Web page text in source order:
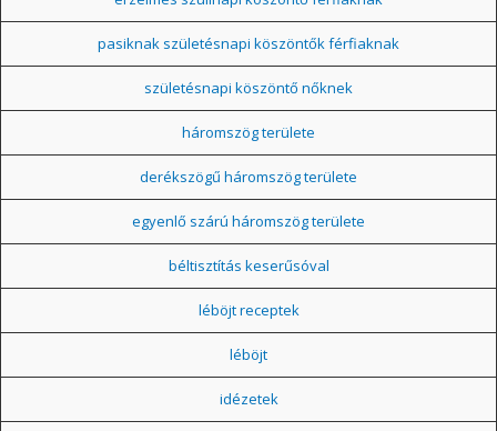
pasiknak születésnapi köszöntők férfiaknak
születésnapi köszöntő nőknek
háromszög területe
derékszögű háromszög területe
egyenlő szárú háromszög területe
béltisztítás keserűsóval
léböjt receptek
léböjt
idézetek